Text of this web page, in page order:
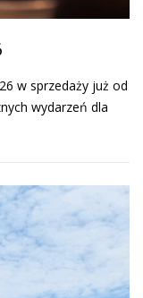
w sprzedaży już od
wydarzeń dla